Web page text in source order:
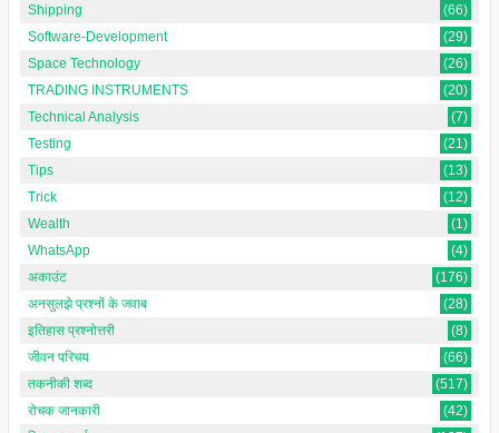
Shipping
(66)
Software-Development
(29)
Space Technology
(26)
TRADING INSTRUMENTS
(20)
Technical Analysis
(7)
Testing
(21)
Tips
(13)
Trick
(12)
Wealth
(1)
WhatsApp
(4)
अकाउंट
(176)
अनसुलझे प्रश्नों के जवाब
(28)
इतिहास प्रश्नोत्तरी
(8)
जीवन परिचय
(66)
तकनीकी शब्द
(517)
रोचक जानकारी
(42)